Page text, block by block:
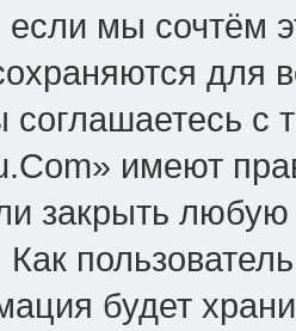
если мы сочтём
для
соглашаетесь
имеют
закрыть
будет